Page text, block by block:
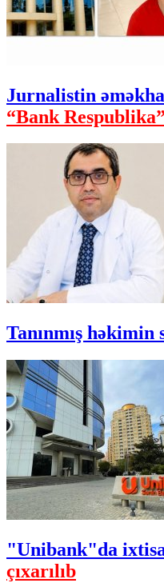
Jurnalistin
“Bank
Tanınmış həkimin
"Unibank"da
çıxarılıb